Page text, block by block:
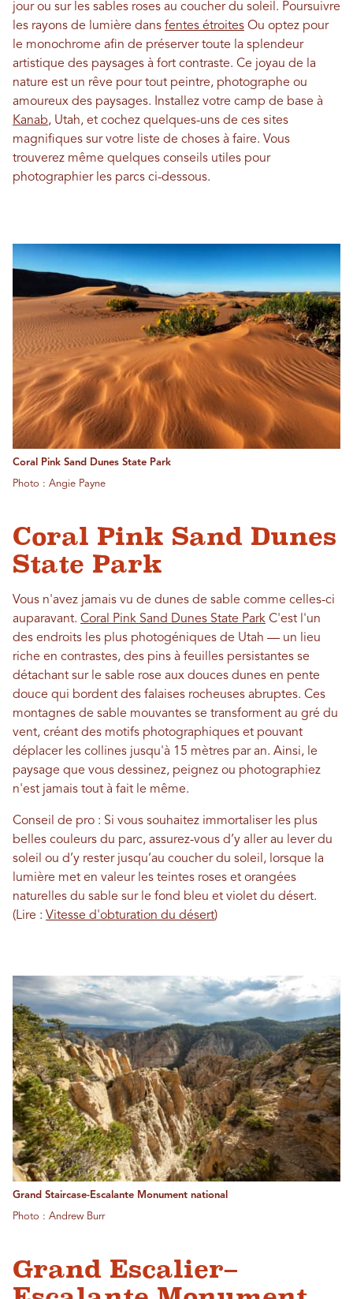
jour ou sur les sables roses au coucher du soleil. Poursuivre
les rayons de lumière dans fentes étroites Ou optez pour
le monochrome afin de préserver toute la splendeur
artistique des paysages à fort contraste. Ce joyau de la
nature est un rêve pour tout peintre, photographe ou
amoureux des paysages. Installez votre camp de base à
Kanab, Utah, et cochez quelques-uns de ces sites
magnifiques sur votre liste de choses à faire. Vous
trouverez même quelques conseils utiles pour
photographier les parcs ci-dessous.
Coral Pink Sand Dunes State Park
Photo : Angie Payne
Coral Pink Sand Dunes
State Park
Vous n'avez jamais vu de dunes de sable comme celles-ci
auparavant. Coral Pink Sand Dunes State Park C'est l'un
des endroits les plus photogéniques de Utah — un lieu
riche en contrastes, des pins à feuilles persistantes se
détachant sur le sable rose aux douces dunes en pente
douce qui bordent des falaises rocheuses abruptes. Ces
montagnes de sable mouvantes se transforment au gré du
vent, créant des motifs photographiques et pouvant
déplacer les collines jusqu'à 15 mètres par an. Ainsi, le
paysage que vous dessinez, peignez ou photographiez
n'est jamais tout à fait le même.
Conseil de pro : Si vous souhaitez immortaliser les plus
belles couleurs du parc, assurez-vous d’y aller au lever du
soleil ou d’y rester jusqu’au coucher du soleil, lorsque la
lumière met en valeur les teintes roses et orangées
naturelles du sable sur le fond bleu et violet du désert.
(Lire : Vitesse d'obturation du désert)
Grand Staircase-Escalante Monument national
Photo : Andrew Burr
Grand Escalier–